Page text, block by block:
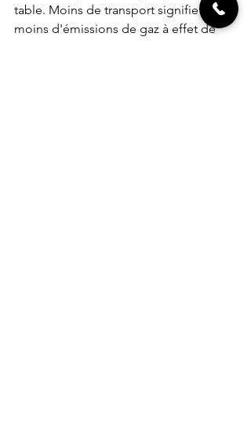
table. Moins de transport signifie
moins d'émissions de gaz à effet de